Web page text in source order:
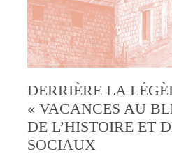
DERRIÈRE LA
« VACANCES AU
DE L’HISTOIRE ET
SOCIAUX